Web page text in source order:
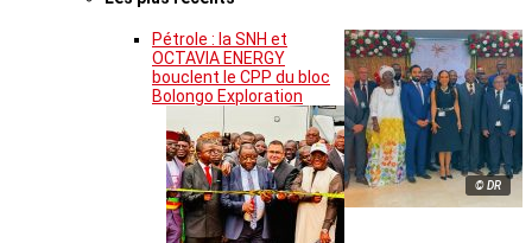
© DR
Pétrole : la SNH et
OCTAVIA ENERGY
bouclent le CPP du bloc
Bolongo Exploration